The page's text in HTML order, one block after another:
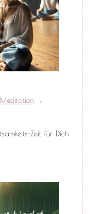
Meditation
Zeit für Dich